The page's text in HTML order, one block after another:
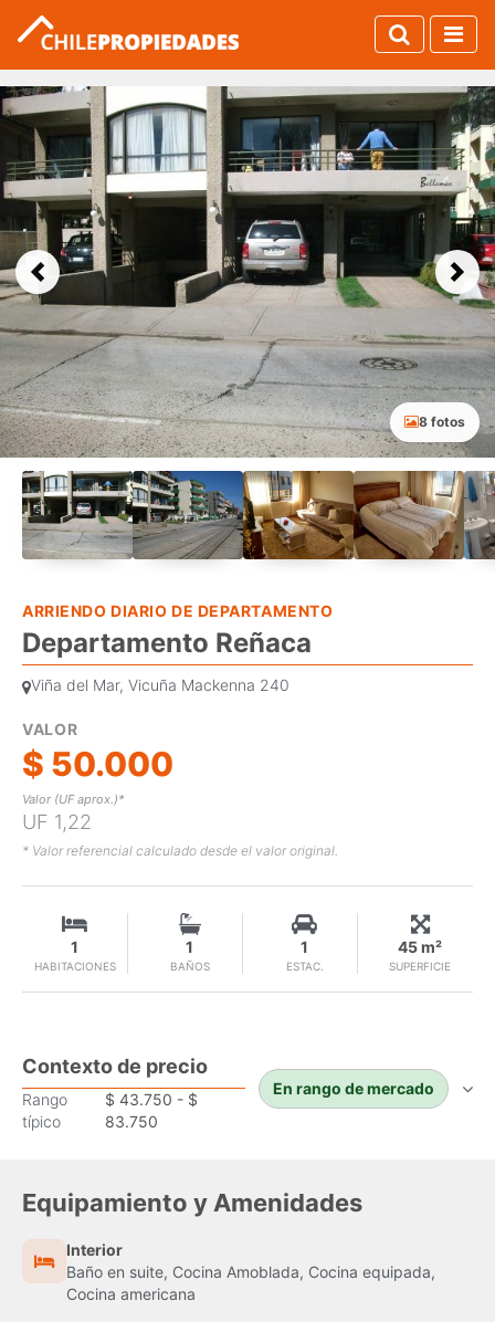
Previous Next
8 fotos
ARRIENDO DIARIO DE DEPARTAMENTO
Departamento Reñaca
Viña del Mar, Vicuña Mackenna 240
VALOR
$ 50.000
Valor (UF aprox.)*
UF 1,22
* Valor referencial calculado desde el valor original.
HABITACIONES
1
BAÑOS
1
ESTAC.
1
SUPERFICIE
45 m²
Contexto de precio
Rango
típico
$ 43.750 - $
83.750
En rango de mercado
Equipamiento y Amenidades
Interior
Baño en suite, Cocina Amoblada, Cocina equipada,
Cocina americana